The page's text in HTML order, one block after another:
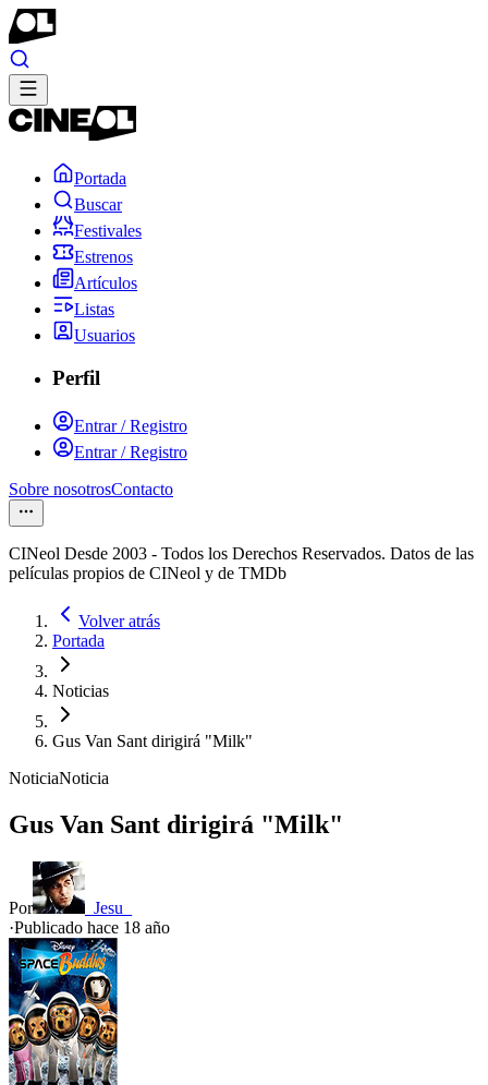
Portada
Buscar
Festivales
Estrenos
Artículos
Listas
Usuarios
Perfil
Entrar / Registro
Entrar / Registro
Sobre nosotrosContacto
CINeol Desde 2003 - Todos los Derechos Reservados. Datos de las
películas propios de CINeol y de TMDb
Volver atrás
Portada
Noticias
Gus Van Sant dirigirá "Milk"
NoticiaNoticia
Gus Van Sant dirigirá "Milk"
Por
_Jesu_
·Publicado hace 18 año